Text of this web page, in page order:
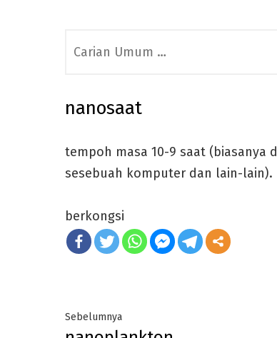
for:
nanosaat
tempoh masa 10-9 saat (biasanya
sesebuah komputer dan lain-lain).
berkongsi
Post
SebelumnyaPrevious